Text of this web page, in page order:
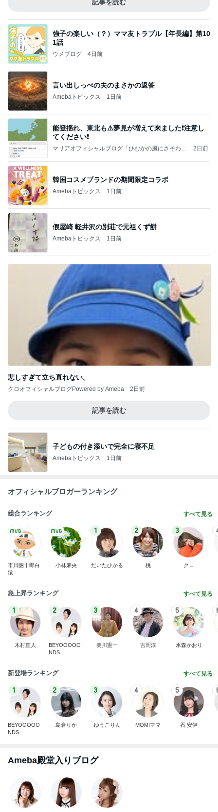
記事を読む
強子の楽しい（？）ママ友トラブル【年長編】第10
1話
ウメブログ 4日前
言い出しっぺの夫のまさかの返答
Amebaトピックス 1日前
能登揺れ、東北も⚠️夢見が増えて来ました❗️注意し
てください❗️
マリアオフィシャルブログ「ひむかの風にさそわれ
2日前
韓国コスメブランドの期間限定コラボ
Amebaトピックス 1日前
假屋崎 軽井沢の別荘で元祖くず餅
Amebaトピックス 1日前
悲しすぎて立ち直れない。
クロオフィシャルブログPowered by Ameba 2日前
記事を読む
子どもの付き添いで完全に寝不足
Amebaトピックス 1日前
オフィシャルブロガーランキング
総合ランキング すべて見る
市川團十郎白
猿
小林麻央
1
だいたひかる
2
桃
3
クロ
急上昇ランキング すべて見る
1
木村直人
2
BEYOOOOO
NDS
3
美川憲一
4
吉岡淳
5
水森かおり
新登場ランキング すべて見る
1
BEYOOOOO
NDS
2
島倉りか
3
ゆうこりん
4
MOMIママ
5
石 安伊
Ameba殿堂入りブログ